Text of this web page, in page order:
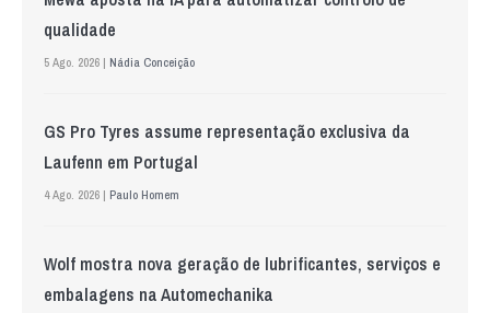
qualidade
5 Ago. 2026 | Nádia Conceição
GS Pro Tyres assume representação exclusiva da
Laufenn em Portugal
4 Ago. 2026 | Paulo Homem
Wolf mostra nova geração de lubrificantes, serviços e
embalagens na Automechanika